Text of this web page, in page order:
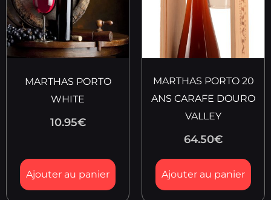
MARTHAS PORTO
WHITE
10.95€
Ajouter au panier
MARTHAS PORTO 20
ANS CARAFE DOURO
VALLEY
64.50€
Ajouter au panier